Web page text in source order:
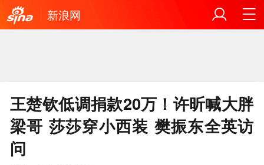
新浪网
王楚钦低调捐款20万！许昕喊大胖
梁哥 莎莎穿小西装 樊振东全英访
问